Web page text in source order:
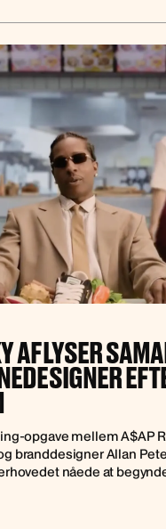
AFLYSER
opgave mellem A$AP
branddesigner Allan
nåede at